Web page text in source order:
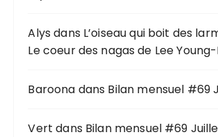
:
Alys dans L’oiseau qui boit des
Le coeur des nagas de Lee
Baroona dans Bilan mensuel #69
Vert dans Bilan mensuel #69